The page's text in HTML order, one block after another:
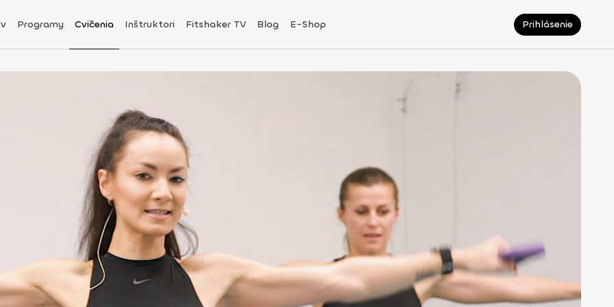
Programy Cvičenia Inštruktori Fitshaker TV Blog E-Shop Prihlásenie